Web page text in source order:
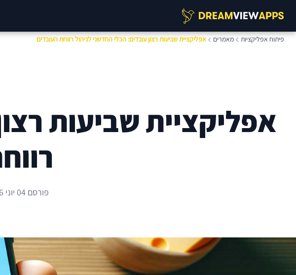
פיתוח אפליקציות מאמרים אפליקציית שביעות רצון עובדים: הכלי החדשני לניהול רווחת העובדים
אפליקציית שביעות
פורסם 04 יוני 2026